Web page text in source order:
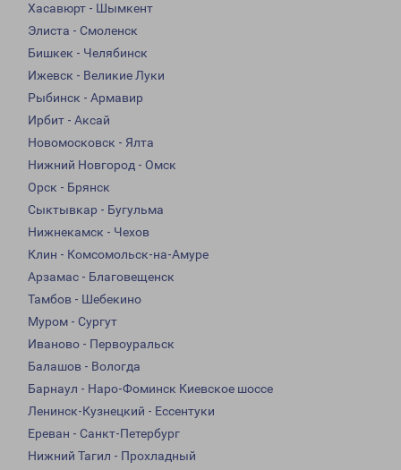
Хасавюрт - Шымкент
Элиста - Смоленск
Бишкек - Челябинск
Ижевск - Великие Луки
Рыбинск - Армавир
Ирбит - Аксай
Новомосковск - Ялта
Нижний Новгород - Омск
Орск - Брянск
Сыктывкар - Бугульма
Нижнекамск - Чехов
Клин - Комсомольск-на-Амуре
Арзамас - Благовещенск
Тамбов - Шебекино
Муром - Сургут
Иваново - Первоуральск
Балашов - Вологда
Барнаул - Наро-Фоминск Киевское шоссе
Ленинск-Кузнецкий - Ессентуки
Ереван - Санкт-Петербург
Нижний Тагил - Прохладный